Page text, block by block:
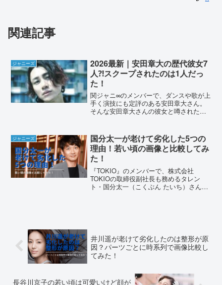
関連記事
ジャニーズ
2026最新｜安田章大の歴代彼女7
人⁈スクープされたのは1人だっ
た！
関ジャニ∞のメンバーで、ダンスや歌が上
手く演技にも定評のある安田章大さん。
そんな安田章大さんの彼女と噂された女
ついても、調査してみました。2026最新
｜安田章大の歴代...
ジャニーズ
国分太一が老けて劣化した5つの
理由！若い頃の画像と比較してみ
た！
『TOKIO』のメンバーで、株式会社
TOKIOの取締役副社長も務めるタレン
ト・国分太一（こくぶん たいち）さん。
井川遥が老けて劣化したのは整形が原
因？パーツごとに時系列で画像比較し
てみた！
長谷川京子の若い頃は可愛いけど顔が